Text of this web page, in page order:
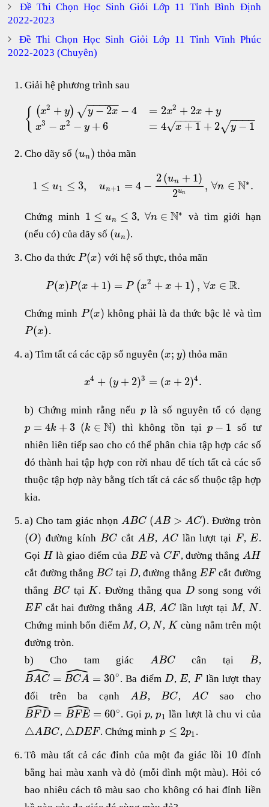
Đề Thi Chọn Học Sinh Giỏi Lớp 11 Tỉnh Bình Định
2022-2023
Đề Thi Chọn Học Sinh Giỏi Lớp 11 Tỉnh Vĩnh Phúc
2022-2023 (Chuyên)
Giải hệ phương trình sau
{ (x2 + y) y − 2x
− −
−−−
√ − 4
x3 − x2 − y + 6
= 2x2 + 2x + y
= 4 x + 1
− −
−−−
√ + 2 y − 1
− −
−−
√
Cho dãy số (un) thỏa mãn
1 ≤ u1 ≤ 3, un+1 = 4 −
2(un + 1)
2un , ∀n ∈ N∗.
Chứng minh 1 ≤ un ≤ 3, ∀n ∈ N∗
và tìm giới hạn
(nếu có) của dãy số (un).
Cho đa thứcP(x) với hệ số thực, thỏa mãn
P(x)P(x + 1) = P (x2 + x + 1) , ∀x ∈ R.
Chứng minh P(x) không phải là đa thức bậc lẻ và tìm
P(x).
a) Tìm tất cá các cặp số nguyên (x; y) thỏa mãn
x4 + (y + 2)3 = (x + 2)4.
b) Chứng minh rằng nếu p là số nguyên tố có dạng
p = 4k + 3 (k ∈ N) thì không tồn tạip − 1 số tư
nhiên liên tiếp sao cho có thể phân chia tập hợp các số
đó thành hai tập hợp con rời nhau để tích tất cả các số
thuộc tập hợp này bằng tích tất cả các số thuộc tập hợp
kia.
a) Cho tam giác nhọn ABC (AB > AC). Đường tròn
(O) đường kính BC cắt AB, AClần lượt tại F, E.
Gọi Hlà giao điểm của BE và CF , đường thẳng AH
cắt đường thẳng BC tại D, đường thẳng EF cắt đường
thẳng BC tại K . Đường thẳng qua Dsong song với
EFcắt hai đường thẳng AB, AC lần lượt tại M, N.
Chứng minh bốn điểm M, O, N , Kcùng nằm trên một
đường tròn.
b) Cho tam giác ABC cân tại B,
BAC
ˆ = BCA
ˆ = 30∘ . Ba điểm D, E, F lần lượt thay
đổi trên ba cạnh AB, BC, AC sao cho
BFD
ˆ = BFE
ˆ = 60∘. Gọi p,p1 lần lượt là chu vi của
△ABC, △DEF. Chứng minhp ≤ 2p1.
Tô màu tất cả các đỉnh của một đa giác lồi 10 đỉnh
bằng hai màu xanh và đỏ (mỗi đình một màu). Hỏi có
bao nhiêu cách tô màu sao cho không có hai đỉnh liền